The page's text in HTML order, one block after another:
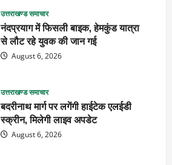
उत्तराखण्ड समाचार
नंदप्रयाग में फिसली बाइक, हेमकुंड यात्रा
से लौट रहे युवक की जान गई
August 6, 2026
उत्तराखण्ड समाचार
बदरीनाथ मार्ग पर लगेंगी हाईटेक एलईडी
स्क्रीन, मिलेगी लाइव अपडेट
August 6, 2026